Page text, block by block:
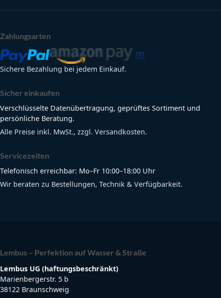
Zahlungsarten
Sichere Bezahlung bei jedem Einkauf.
Sicher einkaufen
Verschlüsselte Datenübertragung, geprüftes Sortiment und
persönliche Beratung.
Alle Preise inkl. MwSt., zzgl. Versandkosten.
Servicezeiten
Telefonisch erreichbar: Mo–Fr 10:00–18:00 Uhr
Wir beraten zu Bestellungen, Technik & Verfügbarkeit.
Lembus – Perfektion auf Wasser & Straße
Lembus UG (haftungsbeschränkt)
Marienbergerstr. 5 b
38122 Braunschweig